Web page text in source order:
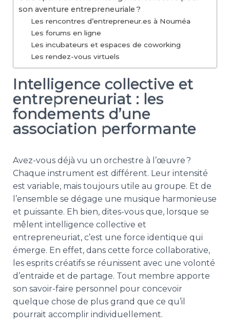
son aventure entrepreneuriale ?
Les rencontres d’entrepreneur.es à Nouméa
Les forums en ligne
Les incubateurs et espaces de coworking
Les rendez-vous virtuels
Intelligence collective et
entrepreneuriat : les
fondements d’une
association performante
Avez-vous déjà vu un orchestre à l’œuvre ?
Chaque instrument est différent. Leur intensité
est variable, mais toujours utile au groupe. Et de
l’ensemble se dégage une musique harmonieuse
et puissante. Eh bien, dites-vous que, lorsque se
mêlent intelligence collective et
entrepreneuriat, c’est une force identique qui
émerge. En effet, dans cette force collaborative,
les esprits créatifs se réunissent avec une volonté
d’entraide et de partage. Tout membre apporte
son savoir-faire personnel pour concevoir
quelque chose de plus grand que ce qu’il
pourrait accomplir individuellement.